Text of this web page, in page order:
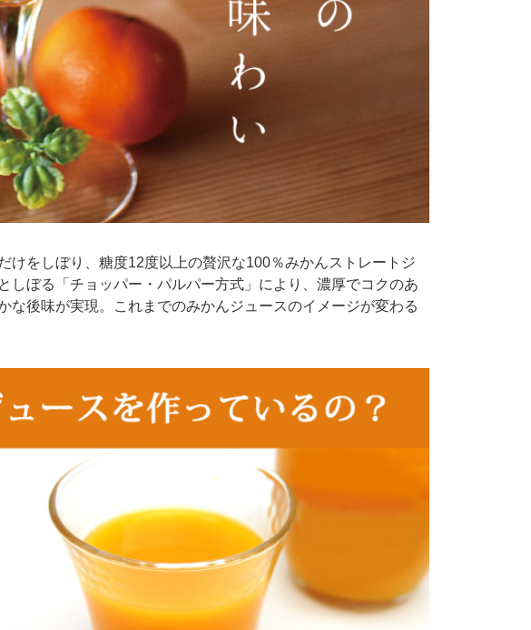
けをしぼり、糖度12度以上の贅沢な100％みかんストレートジ
しぼる「チョッパー・パルパー方式」により、濃厚でコクのあ
な後味が実現。これまでのみかんジュースのイメージが変わる